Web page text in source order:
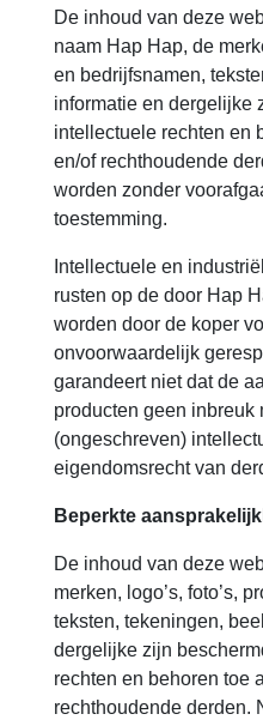
De inhoud van deze
naam Hap Hap, de
en bedrijfsnamen,
informatie en dergelijke
intellectuele rechten en
en/of rechthoudende
worden zonder
toestemming.
Intellectuele en
rusten op de door Hap
worden door de koper
onvoorwaardelijk
garandeert niet dat de
producten geen inbreuk
(ongeschreven)
eigendomsrecht van
Beperkte
De inhoud van deze
merken, logo’s, foto’s,
teksten, tekeningen,
dergelijke zijn
rechten en behoren toe
rechthoudende derden.